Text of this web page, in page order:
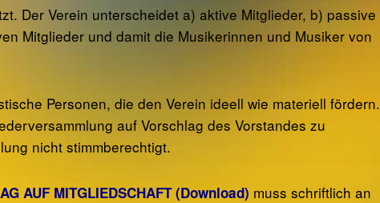
Der Verein unterscheidet a) aktive Mitglieder, b) passive
Mitglieder und damit die Musikerinnen und Musiker von
Personen, die den Verein ideell wie materiell fördern.
auf Vorschlag des Vorstandes zu
nicht stimmberechtigt.
AUF MITGLIEDSCHAFT (Download) muss schriftlich an